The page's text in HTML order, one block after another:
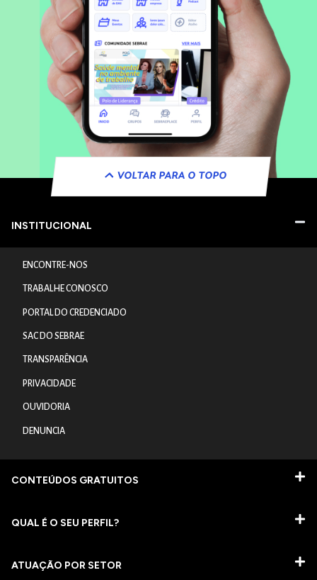
VOLTAR PARA O TOPO
INSTITUCIONAL
ENCONTRE-NOS
TRABALHE CONOSCO
PORTAL DO CREDENCIADO
SAC DO SEBRAE
TRANSPARÊNCIA
PRIVACIDADE
OUVIDORIA
DENUNCIA
CONTEÚDOS GRATUITOS
QUAL É O SEU PERFIL?
ATUAÇÃO POR SETOR